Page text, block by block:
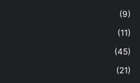
(9)
(11)
(45)
(21)